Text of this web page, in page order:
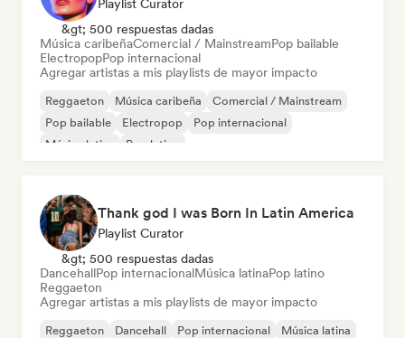
Playlist Curator
&gt; 500 respuestas dadas
Música caribeñaComercial / MainstreamPop bailable
ElectropopPop internacional
Agregar artistas a mis playlists de mayor impacto
Reggaeton Música caribeña
Comercial / Mainstream
Pop bailable
Electropop
Pop internacional
Música latina
Pop latino
Thank god I was Born In Latin America
Playlist Curator
&gt; 500 respuestas dadas
DancehallPop internacionalMúsica latinaPop latino
Reggaeton
Agregar artistas a mis playlists de mayor impacto
Reggaeton Dancehall Pop internacional
Música latina